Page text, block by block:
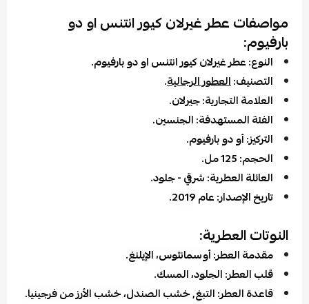
مواصفات عطر غيرلان كيور انتنس او دو
بارفيوم:
النوع: عطر غيرلان كيور انتنس او دو بارفيوم.
التصنيف:العطور الرجالية.
العلامة التجارية: جيرلان.
الفئة المستهدفة: الجنسين.
التركيز: أو دو بارفيوم.
الحجم: 125 مل.
العائلة العطرية: شرقي - جلود.
تاريخ الإصدار: عام2019
.
النوتات العطرية:
مقدمة العطر:أوسمانثوس، الإيلنغ.
قلب العطر: الجلود، المسك.
قاعدة العطر: التبغ, خشب الصندل، خشب الأرز من فرجينيا.